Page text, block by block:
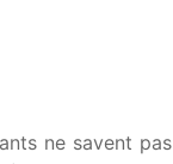
ne savent pas